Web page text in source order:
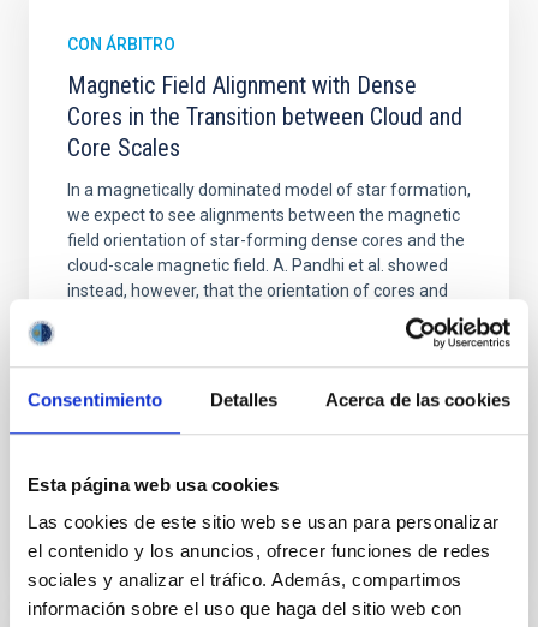
Consentimiento Detalles Acerca de las cookies
Esta página web usa cookies
Las cookies de este sitio web se usan para personalizar
el contenido y los anuncios, ofrecer funciones de redes
sociales y analizar el tráfico. Además, compartimos
información sobre el uso que haga del sitio web con
CON ÁRBITRO
Magnetic Field Alignment with Dense
Cores in the Transition between Cloud and
Core Scales
In a magnetically dominated model of star formation,
we expect to see alignments between the magnetic
field orientation of star-forming dense cores and the
cloud-scale magnetic field. A. Pandhi et al. showed
instead, however, that the orientation of cores and
their angular momentum vectors appear random
Yin, Sean et al.
NÚMERO DE CITAS 0